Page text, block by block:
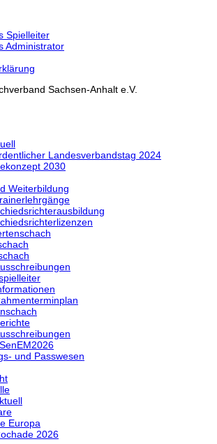
Spielleiter
Administrator
Sachsen-Anhalt e.V.
Landesverbandstag 2024
2030
Weiterbildung
und Passwesen
Europa
2026